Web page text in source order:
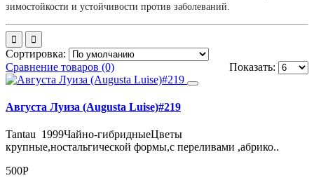
зимостойкости и устойчивости против заболеваний.
Сортировка:
Показать:
Сравнение товаров (0)
Августа Луиза (Augusta Luise)#219
Tantau 1999Чайно-гибридныеЦветы
крупные,ностальгической формы,с переливами ,абрико..
500Р